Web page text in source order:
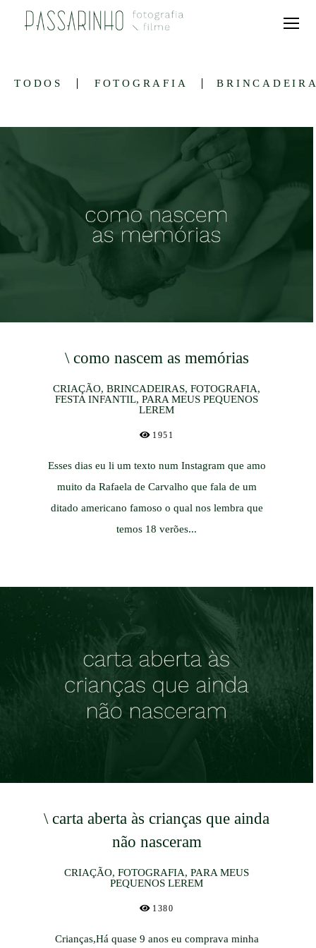
TODOS FOTOGRAFIA
\ como nascem as memórias
CRIAÇÃO, BRINCADEIRAS, FOTOGRAFIA,
FESTA INFANTIL, PARA MEUS PEQUENOS
LEREM
1951
Esses dias eu li um texto num Instagram que amo
muito da Rafaela de Carvalho que fala de um
ditado americano famoso o qual nos lembra que
temos 18 verões...
\ carta aberta às crianças que ainda
não nasceram
CRIAÇÃO, FOTOGRAFIA, PARA MEUS
PEQUENOS LEREM
1380
Crianças,Há quase 9 anos eu comprava minha